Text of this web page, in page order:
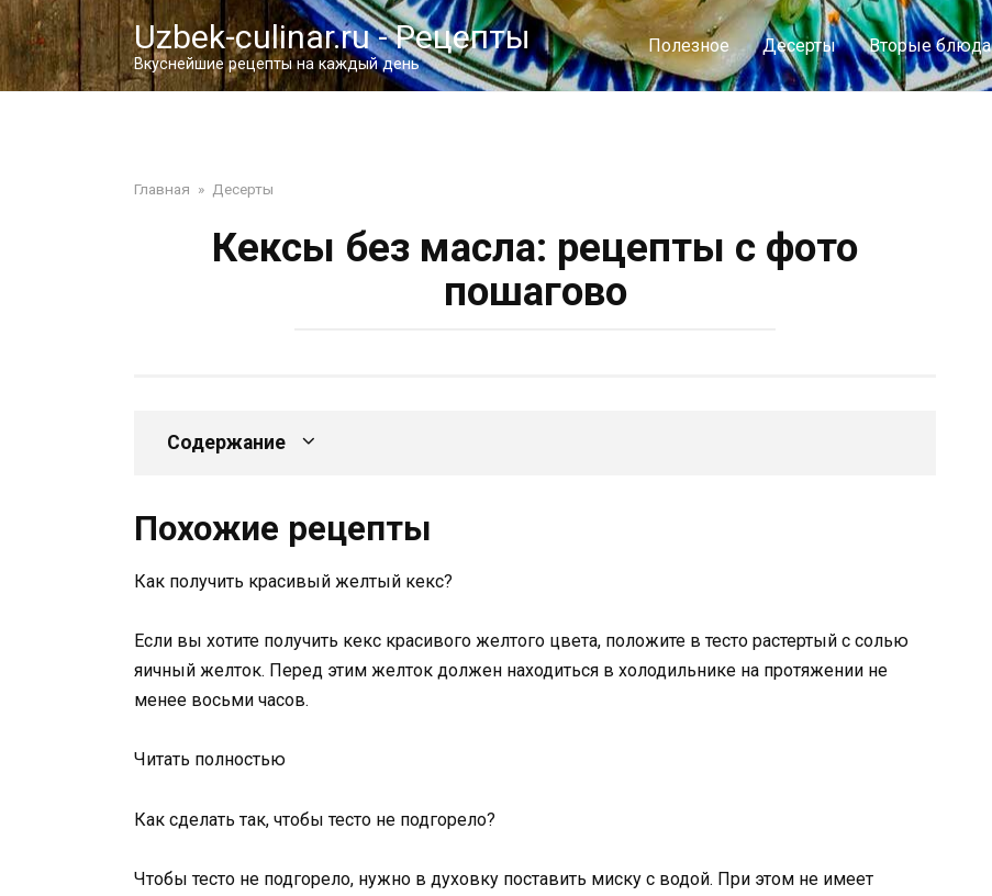
Перейти
к
контенту
Uzbek-culinar.ru - Рецепты
Вкуснейшие рецепты на каждый день
Полезное Десерты Вторые блюда
Главная » Десерты
Кексы без масла: рецепты с фото
пошагово
Содержание
Похожие рецепты
Как получить красивый желтый кекс?
Если вы хотите получить кекс красивого желтого цвета, положите в тесто растертый с солью
яичный желток. Перед этим желток должен находиться в холодильнике на протяжении не
менее восьми часов.
Читать полностью
Как сделать так, чтобы тесто не подгорело?
Чтобы тесто не подгорело, нужно в духовку поставить миску с водой. При этом не имеет